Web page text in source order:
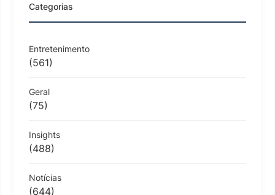
Categorias
Entretenimento
(561)
Geral
(75)
Insights
(488)
Notícias
(644)